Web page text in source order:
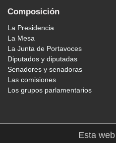
Composición
La Presidencia
La Mesa
La Junta de Portavoces
Diputados y diputadas
Senadores y senadoras
Las comisiones
Los grupos parlamentarios
Esta